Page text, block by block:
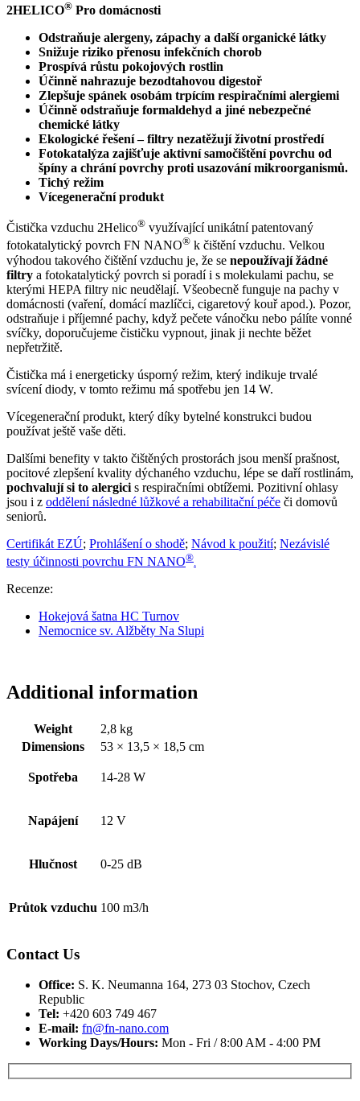
2HELICO® Pro domácnosti
Odstraňuje alergeny, zápachy a další organické látky
Snižuje riziko přenosu infekčních chorob
Prospívá růstu pokojových rostlin
Účinně nahrazuje bezodtahovou digestoř
Zlepšuje spánek osobám trpícím respiračními alergiemi
Účinně odstraňuje formaldehyd a jiné nebezpečné
chemické látky
Ekologické řešení – filtry nezatěžují životní prostředí
Fotokatalýza zajišťuje aktivní samočištění povrchu od
špíny a chrání povrchy proti usazování mikroorganismů.
Tichý režim
Vícegenerační produkt
Čistička vzduchu 2Helico® využívající unikátní patentovaný
fotokatalytický povrch FN NANO® k čištění vzduchu. Velkou
výhodou takového čištění vzduchu je, že se nepoužívají žádné
filtry a fotokatalytický povrch si poradí i s molekulami pachu, se
kterými HEPA filtry nic neudělají. Všeobecně funguje na pachy v
domácnosti (vaření, domácí mazlíčci, cigaretový kouř apod.). Pozor,
odstraňuje i příjemné pachy, když pečete vánočku nebo pálíte vonné
svíčky, doporučujeme čističku vypnout, jinak ji nechte běžet
nepřetržitě.
Čistička má i energeticky úsporný režim, který indikuje trvalé
svícení diody, v tomto režimu má spotřebu jen 14 W.
Vícegenerační produkt, který díky bytelné konstrukci budou
používat ještě vaše děti.
Dalšími benefity v takto čištěných prostorách jsou menší prašnost,
pocitové zlepšení kvality dýchaného vzduchu, lépe se daří rostlinám,
pochvalují si to alergici s respiračními obtížemi. Pozitivní ohlasy
jsou i z oddělení následné lůžkové a rehabilitační péče či domovů
seniorů.
Certifikát EZÚ; Prohlášení o shodě; Návod k použití; Nezávislé
testy účinnosti povrchu FN NANO®.
Recenze:
Hokejová šatna HC Turnov
Nemocnice sv. Alžběty Na Slupi
Additional information
Weight
2,8 kg
Dimensions
53 × 13,5 × 18,5 cm
Spotřeba 14-28 W
Napájení 12 V
Hlučnost 0-25 dB
Průtok vzduchu 100 m3/h
Contact Us
Office: S. K. Neumanna 164, 273 03 Stochov, Czech
Republic
Tel: +420 603 749 467‬
E-mail: fn@fn-nano.com
Working Days/Hours: Mon - Fri / 8:00 AM - 4:00 PM